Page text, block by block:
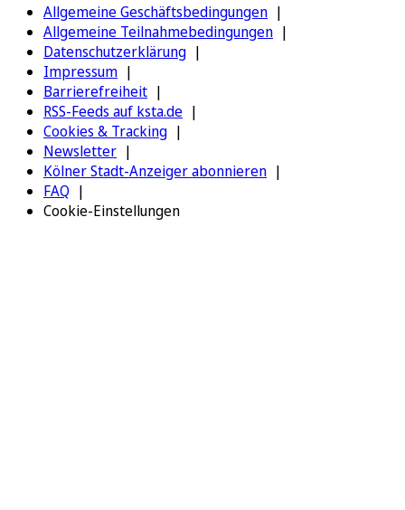
Allgemeine Geschäftsbedingungen
Allgemeine Teilnahmebedingungen
Datenschutzerklärung
Impressum
Barrierefreiheit
RSS-Feeds auf ksta.de
Cookies & Tracking
Newsletter
Kölner Stadt-Anzeiger abonnieren
FAQ
Cookie-Einstellungen